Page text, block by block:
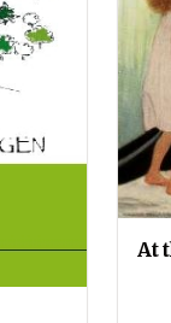
At